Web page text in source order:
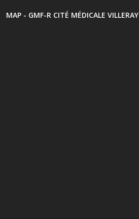
MAP - GMF-R CITÉ MÉDICALE VILLERAY